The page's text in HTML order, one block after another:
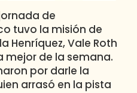
de
tuvo la misión de
Henríquez, Vale Roth
mejor de la semana.
por darle la
arrasó en la pista